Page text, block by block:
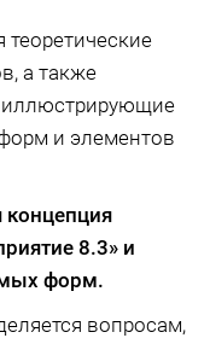
теоретические
а также
иллюстрирующие
и элементов
концепция
8.3» и
форм.
вопросам,